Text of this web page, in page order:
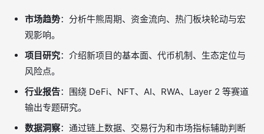
市场趋势：分析牛熊周期、资金流向、热门板块轮动与宏
观影响。
项目研究：介绍新项目的基本面、代币机制、生态定位与
风险点。
行业报告：围绕 DeFi、NFT、AI、RWA、Layer 2 等赛道
输出专题研究。
数据洞察：通过链上数据、交易行为和市场指标辅助判断